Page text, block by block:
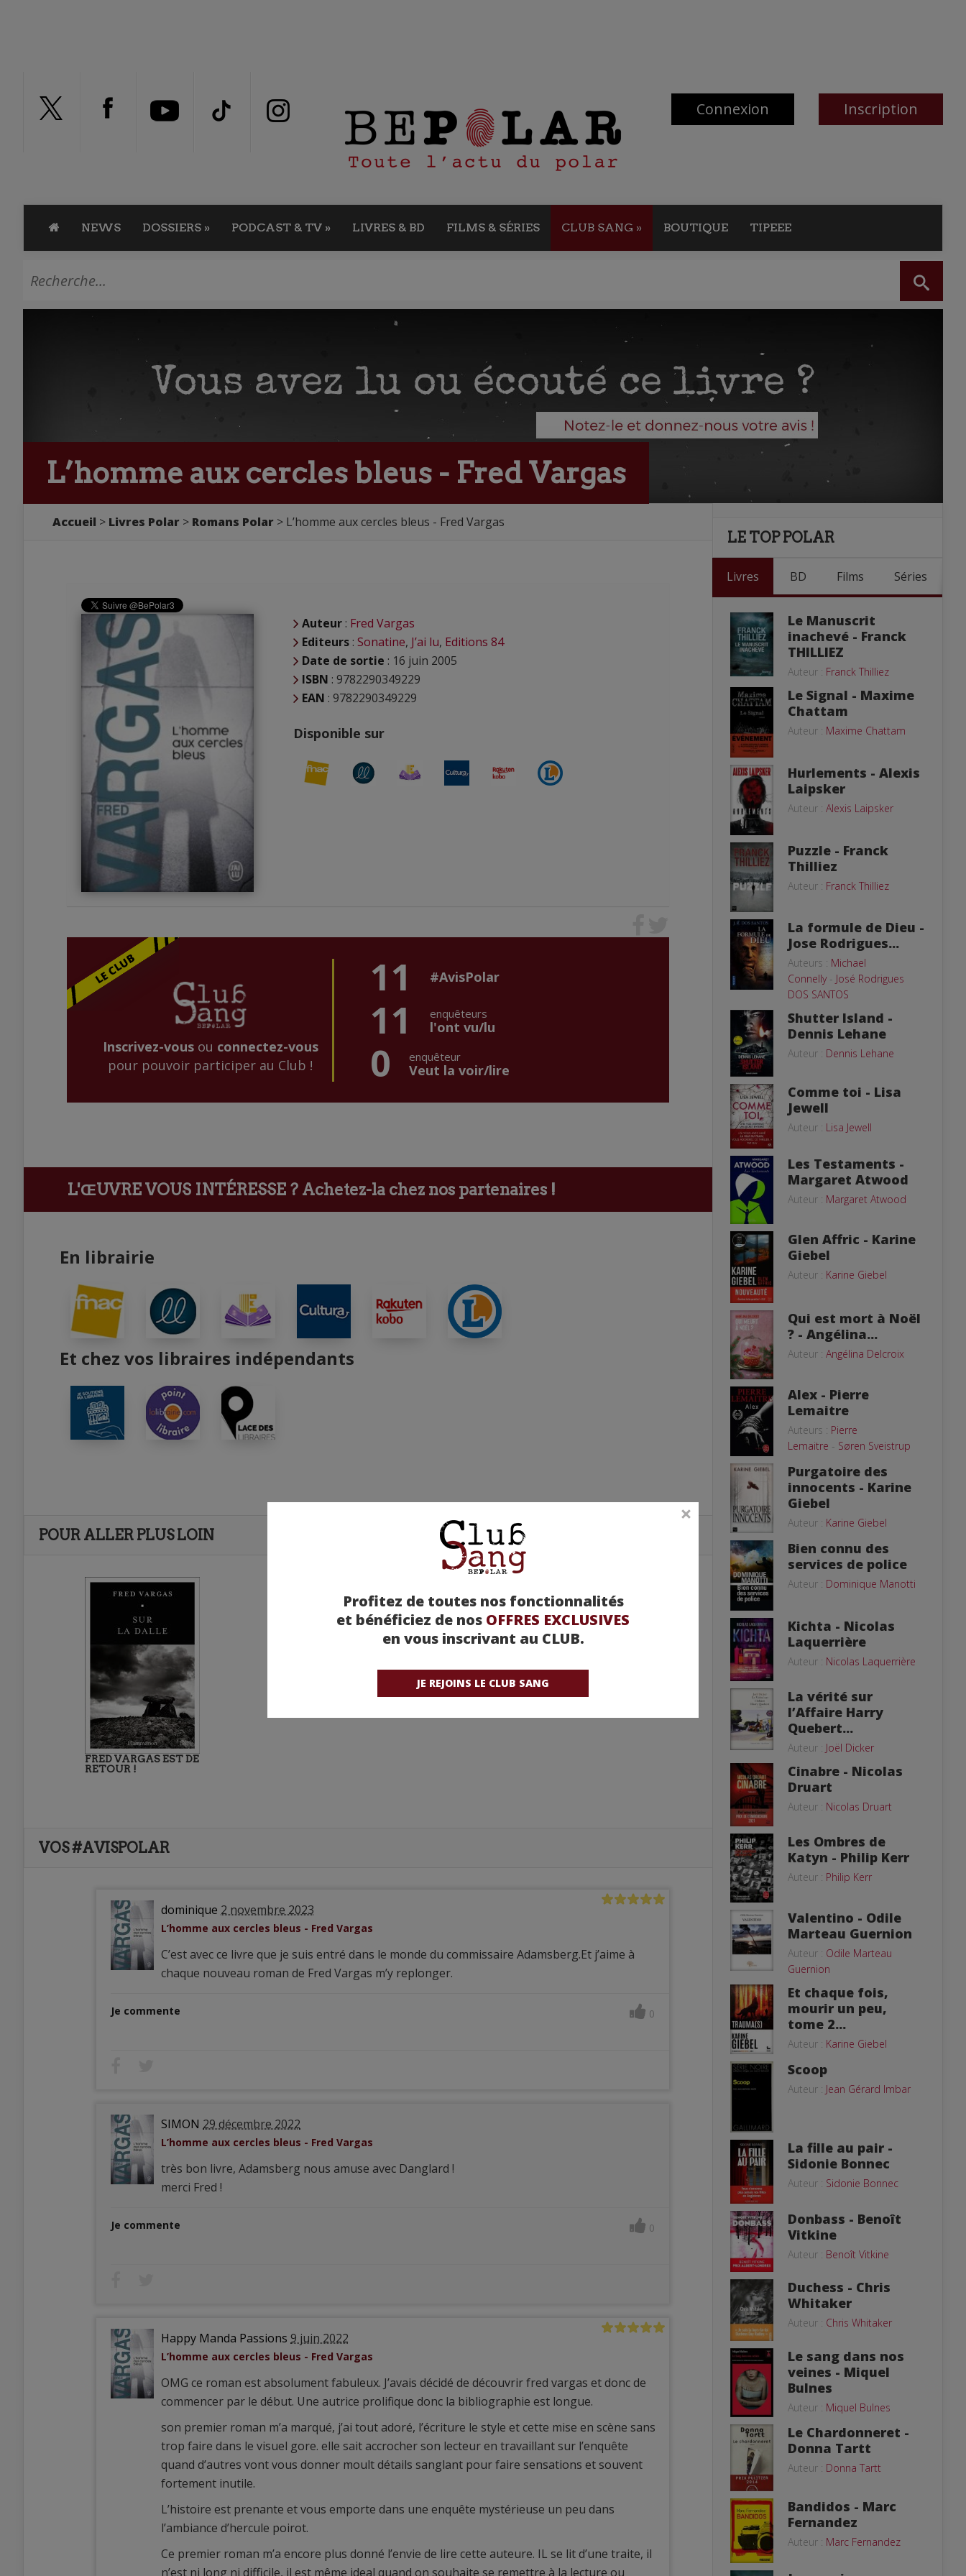
Connexion Inscription
NEWS DOSSIERS » PODCAST & TV » LIVRES & BD FILMS & SÉRIES CLUB SANG » BOUTIQUE TIPEEE
Profitez de toutes nos fonctionnalités
et bénéficiez de nos OFFRES EXCLUSIVES
en vous inscrivant au CLUB.
JE REJOINS LE CLUB SANG
L’homme aux cercles bleus - Fred Vargas
Accueil Livres Polar Romans Polar L’homme aux cercles bleus - Fred Vargas
Auteur : Fred Vargas
Editeurs : Sonatine, J’ai lu, Editions 84
Date de sortie : 16 juin 2005
ISBN : 9782290349229
EAN : 9782290349229
Disponible sur
Inscrivez-vousou connectez-vous
pour pouvoir participer au Club !
11 #AvisPolar
11 enquêteurs
l'ont vu/lu
0 enquêteur
Veut la voir/lire
L'ŒUVRE VOUS INTÉRESSE ? Achetez-la chez nos partenaires !
En librairie
Et chez vos libraires indépendants
POUR ALLER PLUS LOIN
FRED VARGAS EST DE
RETOUR !
VOS #AVISPOLAR
dominique 2 novembre 2023
L’homme aux cercles bleus - Fred Vargas
C’est avec ce livre que je suis entré dans le monde du commissaire Adamsberg.Et j’aime à
chaque nouveau roman de Fred Vargas m’y replonger.
Je commente 0
SIMON 29 décembre 2022
L’homme aux cercles bleus - Fred Vargas
très bon livre, Adamsberg nous amuse avec Danglard !
merci Fred !
Je commente 0
Happy Manda Passions 9 juin 2022
L’homme aux cercles bleus - Fred Vargas
OMG ce roman est absolument fabuleux. J’avais décidé de découvrir fred vargas et donc de
commencer par le début. Une autrice prolifique donc la bibliographie est longue.
son premier roman m’a marqué, j’ai tout adoré, l’écriture le style et cette mise en scène sans
trop faire dans le visuel gore. elle sait accrocher son lecteur en travaillant sur l’enquête
quand d’autres vont vous donner moult détails sanglant pour faire sensations et souvent
fortement inutile.
L’histoire est prenante et vous emporte dans une enquête mystérieuse un peu dans
l’ambiance d’hercule poirot.
Ce premier roman m’a encore plus donné l’envie de lire cette auteure. IL se lit d’une traite, il
n’est ni long ni difficile, il est même ideal quand on souhaite se remettre à la lecture ou
LE TOP POLAR
Livres BD Films Séries
Le Manuscrit
inachevé - Franck
THILLIEZ
Auteur : Franck Thilliez
Le Signal - Maxime
Chattam
Auteur : Maxime Chattam
Hurlements - Alexis
Laipsker
Auteur : Alexis Laipsker
Puzzle - Franck
Thilliez
Auteur : Franck Thilliez
La formule de Dieu -
Jose Rodrigues...
Auteurs : Michael
Connelly- José Rodrigues
DOS SANTOS
Shutter Island -
Dennis Lehane
Auteur : Dennis Lehane
Comme toi - Lisa
Jewell
Auteur : Lisa Jewell
Les Testaments -
Margaret Atwood
Auteur : Margaret Atwood
Glen Affric - Karine
Giebel
Auteur : Karine Giebel
Qui est mort à Noël
? - Angélina...
Auteur : Angélina Delcroix
Alex - Pierre
Lemaitre
Auteurs : Pierre
Lemaitre - Søren Sveistrup
Purgatoire des
innocents - Karine
Giebel
Auteur : Karine Giebel
Bien connu des
services de police
Auteur : Dominique Manotti
Kichta - Nicolas
Laquerrière
Auteur : Nicolas Laquerrière
La vérité sur
l’Affaire Harry
Quebert...
Auteur : Joël Dicker
Cinabre - Nicolas
Druart
Auteur : Nicolas Druart
Les Ombres de
Katyn - Philip Kerr
Auteur : Philip Kerr
Valentino - Odile
Marteau Guernion
Auteur : Odile Marteau
Guernion
Et chaque fois,
mourir un peu,
tome 2...
Auteur : Karine Giebel
Scoop
Auteur : Jean Gérard Imbar
La fille au pair -
Sidonie Bonnec
Auteur : Sidonie Bonnec
Donbass - Benoît
Vitkine
Auteur : Benoît Vitkine
Duchess - Chris
Whitaker
Auteur : Chris Whitaker
Le sang dans nos
veines - Miquel
Bulnes
Auteur : Miquel Bulnes
Le Chardonneret -
Donna Tartt
Auteur : Donna Tartt
Bandidos - Marc
Fernandez
Auteur : Marc Fernandez